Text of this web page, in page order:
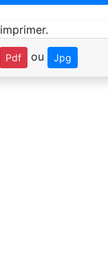
Pdf ou Jpg